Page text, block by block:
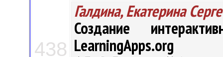
438
Галдина, Екатерина
Создание
LearningApps.org